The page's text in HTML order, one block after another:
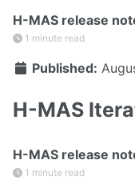
H-MAS release
1 minute read
Published:
H-MAS
H-MAS release
1 minute read